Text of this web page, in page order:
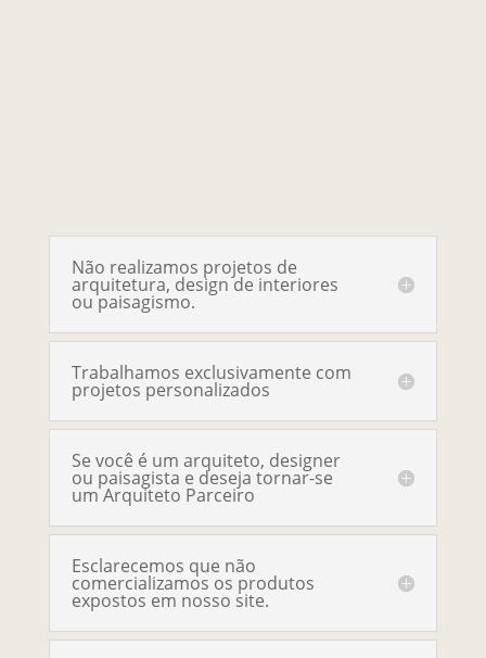
Não realizamos projetos de
arquitetura, design de interiores
ou paisagismo.
Trabalhamos exclusivamente com
projetos personalizados
Se você é um arquiteto, designer
ou paisagista e deseja tornar-se
um Arquiteto Parceiro
Esclarecemos que não
comercializamos os produtos
expostos em nosso site.